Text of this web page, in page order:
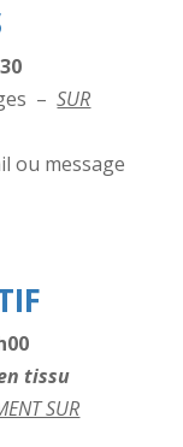
–SUR
ou message
tissu
SUR